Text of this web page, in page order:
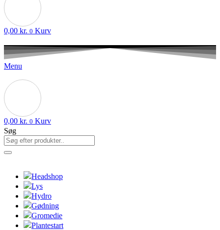
0,00 kr. 0 Kurv
Menu
0,00 kr. 0 Kurv
Søg
Headshop
Lys
Hydro
Gødning
Gromedie
Plantestart